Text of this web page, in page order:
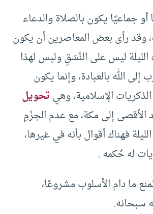
جماعيًا يكون بالصلاة والدعاء
وقد رأى بعض المعاصرين أن يكون
ليس على النَّسَقِ وليس لهذا
الله بالعبادة، وإنما يكون
الإسلامية، وهيتحويل
إلى مكة، مع عدم الجزْمِ
فهناك أقوال بأنه في غيرها،
له حُكمه .
ما دام الأسلوب مشروعًا،
سبحانه.